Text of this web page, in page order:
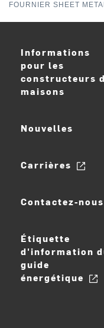
FOURNIER SHEET
Informations
pour les
constructeurs
maisons
Nouvelles
Carrières
Contactez-nous
Étiquette
d'information
guide
énergétique